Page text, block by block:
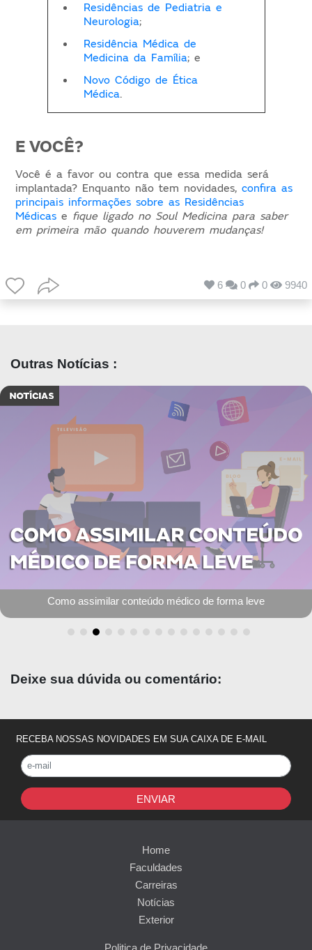
Residências de Pediatria e
Neurologia;
Residência Médica de
Medicina da Família; e
Novo Código de Ética
Médica.
E VOCÊ?
Você é a favor ou contra que essa medida será
implantada? Enquanto não tem novidades,confira as
principais informações sobre as Residências
Médicas e fique ligado no Soul Medicina para saber
em primeira mão quando houverem mudanças!
6 0 0 9940
Outras Notícias :
Como assimilar conteúdo médico de forma leve
Deixe sua dúvida ou comentário:
RECEBA NOSSAS NOVIDADES EM SUA CAIXA DE E-MAIL
ENVIAR
Home
Faculdades
Carreiras
Notícias
Exterior
Politica de Privacidade